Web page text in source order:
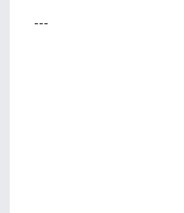
---